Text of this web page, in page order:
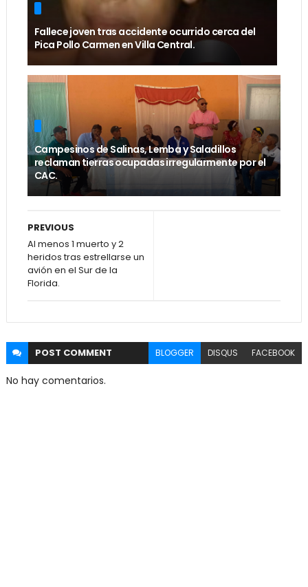
Fallece joven tras accidente ocurrido cerca del
Pica Pollo Carmen en Villa Central.
Campesinos de Salinas, Lemba y Saladillos
reclaman tierras ocupadas irregularmente por el
CAC.
PREVIOUS
Al menos 1 muerto y 2
heridos tras estrellarse un
avión en el Sur de la
Florida.
POST COMMENT BLOGGER DISQUS FACEBOOK
No hay comentarios.